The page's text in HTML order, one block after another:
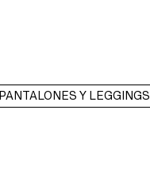
PANTALONES Y LEGGINGS